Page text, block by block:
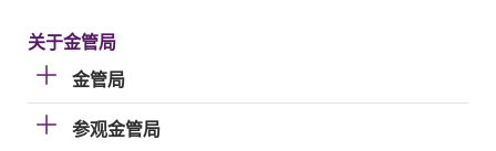
关于金管局
金管局
参观金管局